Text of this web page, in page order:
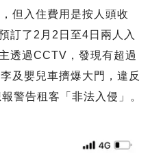
但入住費用是按人頭收
訂了2月2日至4日兩人入
透過CCTV，發現有超過
及嬰兒車擠爆大門，違反
警告租客「非法入侵」。